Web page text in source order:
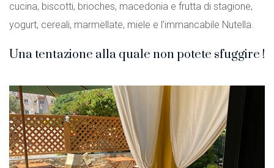
cucina, biscotti, brioches, macedonia e frutta di stagione,
yogurt, cereali, marmellate, miele e l’immancabile Nutella.
Una tentazione alla quale non potete sfuggire !